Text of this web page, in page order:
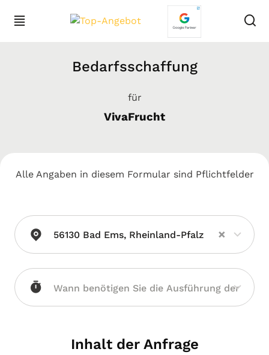
Bedarfsschaffung
für
VivaFrucht
Alle Angaben in diesem Formular sind Pflichtfelder
56130 Bad Ems, Rheinland-Pfalz ×
Inhalt der Anfrage